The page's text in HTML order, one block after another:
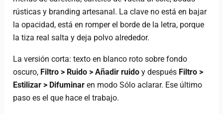
rústicas y branding artesanal. La clave no está en bajar
la opacidad, está en romper el borde de la letra, porque
la tiza real salta y deja polvo alrededor.
La versión corta: texto en blanco roto sobre fondo
oscuro, Filtro > Ruido > Añadir ruido y después Filtro >
Estilizar > Difuminar en modo Sólo aclarar. Ese último
paso es el que hace el trabajo.